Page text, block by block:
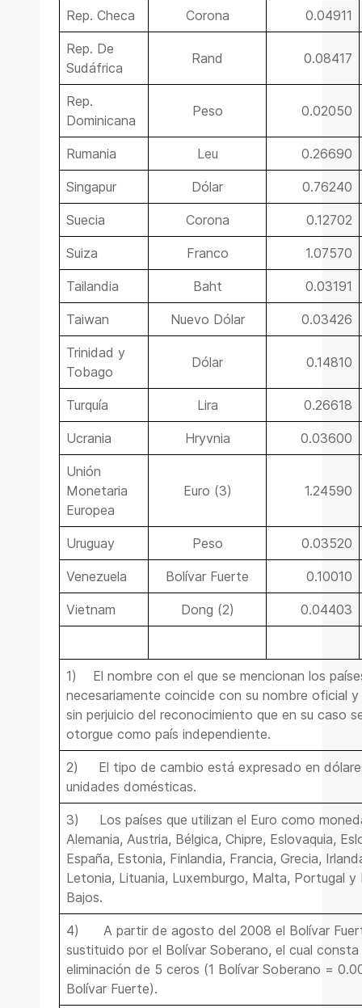
Rep. Checa Corona 0.04911
Rep. De
Sudáfrica
Rand 0.08417
Rep.
Dominicana
Peso 0.02050
Rumania Leu 0.26690
Singapur Dólar 0.76240
Suecia Corona 0.12702
Suiza Franco 1.07570
Tailandia Baht 0.03191
Taiwan Nuevo Dólar 0.03426
Trinidad y
Tobago
Dólar 0.14810
Turquía Lira 0.26618
Ucrania Hryvnia 0.03600
Unión
Monetaria
Europea
Euro (3) 1.24590
Uruguay Peso 0.03520
Venezuela Bolívar Fuerte 0.10010
Vietnam Dong (2) 0.04403
1)
El nombre con el que se mencionan los
necesariamente coincide con su nombre oficial
sin perjuicio del reconocimiento que en su caso
otorgue como país independiente.
2)
El tipo de cambio está expresado en
unidades domésticas.
3)
Los países que utilizan el Euro como
Alemania, Austria, Bélgica, Chipre, Eslovaquia,
España, Estonia, Finlandia, Francia, Grecia,
Letonia, Lituania, Luxemburgo, Malta, Portugal y
Bajos.
4)
A partir de agosto del 2008 el Bolívar
sustituido por el Bolívar Soberano, el cual
eliminación de 5 ceros (1 Bolívar Soberano =
Bolívar Fuerte).